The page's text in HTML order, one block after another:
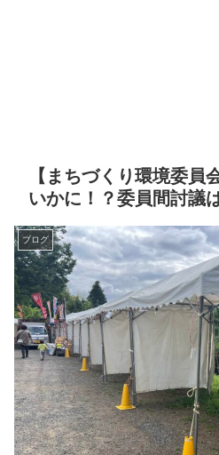
【まちづくり環境委員
いかに！？委員間討議
ブログ